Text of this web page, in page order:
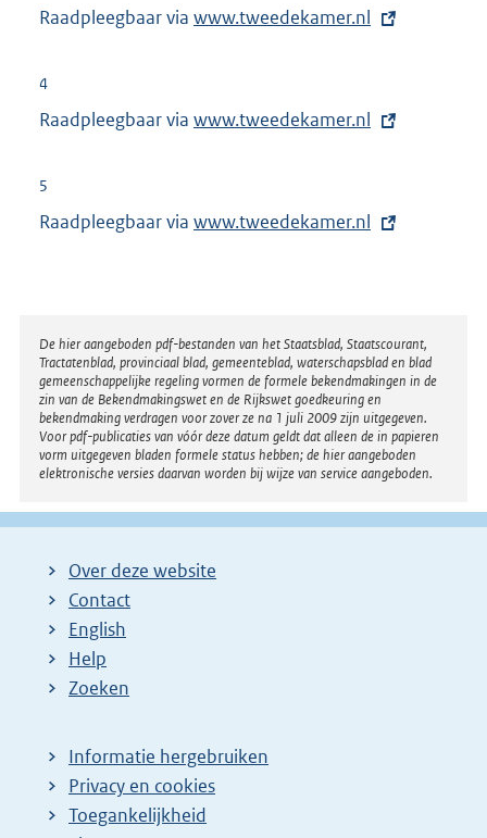
r
l
:
Raadpleegbaar via E
r
l
:
www.tweedekamer.nl
4
Raadpleegbaar via E
r
i
n
k
:
www.tweedekamer.nl
5
Raadpleegbaar via E
r
n
e
l
i
n
k
www.tweedekamer.nl
Disclaimer
De hier aangeboden pdf-bestanden van het Staatsblad, Staatscourant,
Tractatenblad, provinciaal blad, gemeenteblad, waterschapsblad en blad
gemeenschappelijke regeling vormen de formele bekendmakingen in de
zin van de Bekendmakingswet en de Rijkswet goedkeuring en
bekendmaking verdragen voor zover ze na 1 juli 2009 zijn uitgegeven.
Voor pdf-publicaties van vóór deze datum geldt dat alleen de in papieren
vorm uitgegeven bladen formele status hebben; de hier aangeboden
elektronische versies daarvan worden bij wijze van service aangeboden.
Over deze website
Contact
English
Help
Zoeken
Informatie hergebruiken
Privacy en cookies
Toegankelijkheid